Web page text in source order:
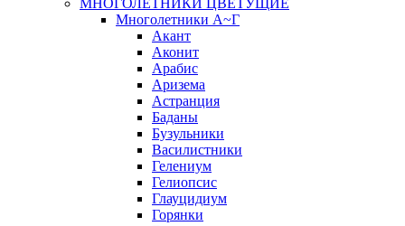
МНОГОЛЕТНИКИ ЦВЕТУЩИЕ
Многолетники А~Г
Акант
Аконит
Арабис
Аризема
Астранция
Баданы
Бузульники
Василистники
Гелениум
Гелиопсис
Глауцидиум
Горянки